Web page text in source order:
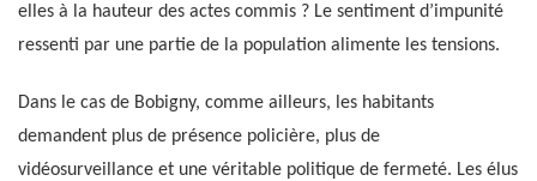
elles à la hauteur des actes commis ? Le sentiment d’impunité
ressenti par une partie de la population alimente les tensions.
Dans le cas de Bobigny, comme ailleurs, les habitants
demandent plus de présence policière, plus de
vidéosurveillance et une véritable politique de fermeté. Les élus